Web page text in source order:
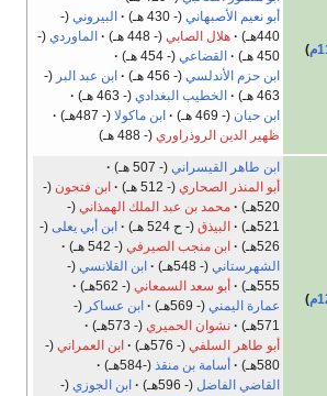
)
أبو نعيم الأصبهاني (- 430 هـ) البيروني (-
440هـ)
هلال الصابي (- 448 هـ) الماوردي (-
450 هـ)
القضاعي (- 454 هـ)
ابن حزم الأندلسي (- 456 هـ) ابن عبد البر (-
463 هـ)
الخطيب البغدادي (- 463 هـ)
ابن حيان (- 469 هـ) ابن ماكولا (- 487هـ)
ظهير الدين الروذراوري (- 488 هـ)
)
ابن طاهر القيسراني (- 507 هـ)
أبو المنذر الصحاري (- 512 هـ) ابن فتحون (-
520هـ)
محمد بن عبد الملك الهمذاني (-
521هـ)
البيذق (- ح 524 هـ) ابن أبي يعلى (-
526هـ)
ابن منجب الصيرفي (- 542 هـ)
الشهرستاني (- 548هـ) ابن القلانسي (-
555هـ)
أبو سعد السمعاني (- 562هـ)
عمارة اليمني (- 569هـ) ابن عساكر (-
571هـ)
نشوان الحميري (- 573هـ)
أبو طاهر السلفي (- 576هـ) ابن العمراني (-
580هـ)
أسامة بن منقذ (-584هـ)
القاضي الفاضل (- 596هـ) ابن الجوزي (-